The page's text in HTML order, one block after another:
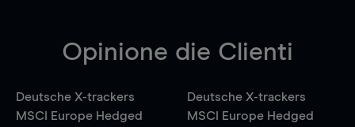
Opinione die Clienti
Deutsche X-trackers
MSCI Europe Hedged
Deutsche X-trackers
MSCI Europe Hedged